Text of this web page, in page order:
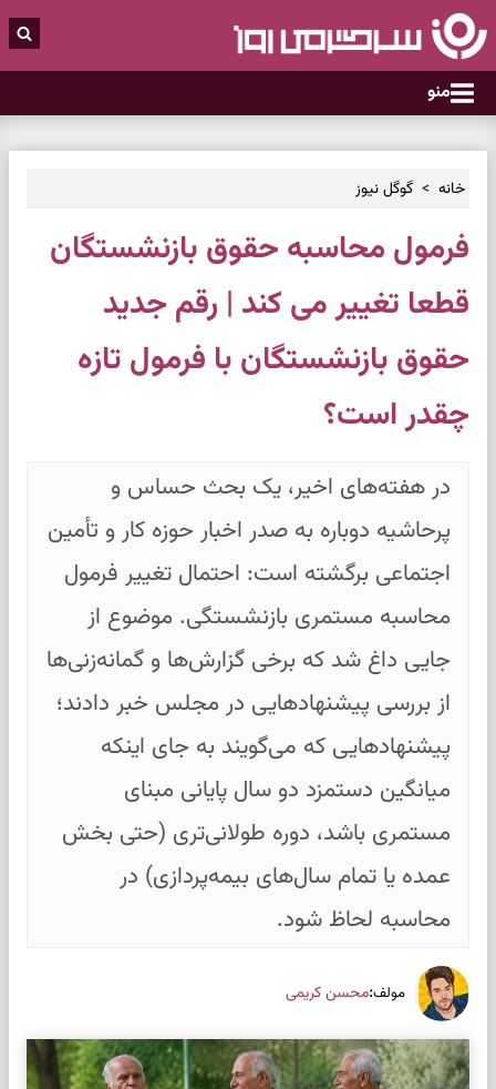
منو
خانه گوگل نیوز
فرمول محاسبه حقوق بازنشستگان
قطعا تغییر می کند | رقم جدید
حقوق بازنشستگان با فرمول تازه
چقدر است؟
در هفته‌های اخیر، یک بحث حساس و
پرحاشیه دوباره به صدر اخبار حوزه کار و تأمین
اجتماعی برگشته است: احتمال تغییر فرمول
محاسبه مستمری بازنشستگی. موضوع از
جایی داغ شد که برخی گزارش‌ها و گمانه‌زنی‌ها
از بررسی پیشنهادهایی در مجلس خبر دادند؛
پیشنهادهایی که می‌گویند به جای اینکه
میانگین دستمزد دو سال پایانی مبنای
مستمری باشد، دوره طولانی‌تری (حتی بخش
عمده یا تمام سال‌های بیمه‌پردازی) در
محاسبه لحاظ شود.
مولف:محسن کریمی